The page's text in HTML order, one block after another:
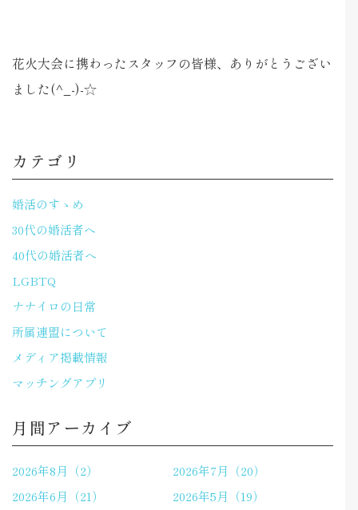
花火大会に携わったスタッフの皆様、ありがとうござい
ました(^_-)-☆
カテゴリ
婚活のすゝめ
30代の婚活者へ
40代の婚活者へ
LGBTQ
ナナイロの日常
所属連盟について
メディア掲載情報
マッチングアプリ
月間アーカイブ
2026年8月（2）
2026年7月（20）
2026年6月（21）
2026年5月（19）